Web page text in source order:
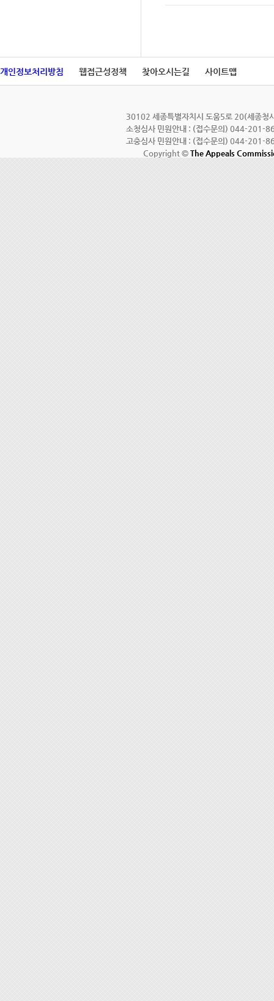
개인정보처리방침 웹접근성정책 찾아오시는길 사이트맵
30102 세종특별자치시 도움5로 20(세종
소청심사 민원안내 : (접수문의) 044-
고충심사 민원안내 : (접수문의) 044-
Copyright © The Appeals